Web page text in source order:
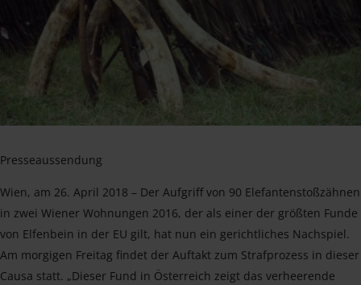
Presseaussendung
Wien, am 26. April 2018 – Der Aufgriff von 90 Elefantenstoßzähnen
in zwei Wiener Wohnungen 2016, der als einer der größten Funde
von Elfenbein in der EU gilt, hat nun ein gerichtliches Nachspiel.
Am morgigen Freitag findet der Auftakt zum Strafprozess in dieser
Causa statt. „Dieser Fund in Österreich zeigt das verheerende